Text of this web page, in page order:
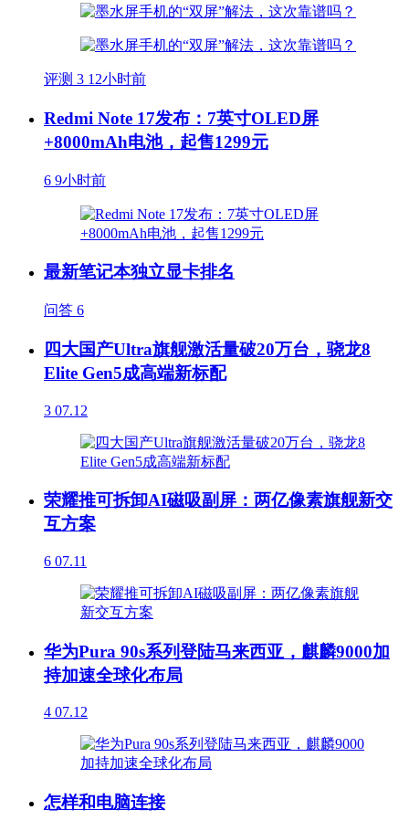
评测 3 12小时前
Redmi Note 17发布：7英寸OLED屏
+8000mAh电池，起售1299元
6 9小时前
最新笔记本独立显卡排名
问答 6
四大国产Ultra旗舰激活量破20万台，骁龙8
Elite Gen5成高端新标配
3 07.12
荣耀推可拆卸AI磁吸副屏：两亿像素旗舰新交
互方案
6 07.11
华为Pura 90s系列登陆马来西亚，麒麟9000加
持加速全球化布局
4 07.12
怎样和电脑连接